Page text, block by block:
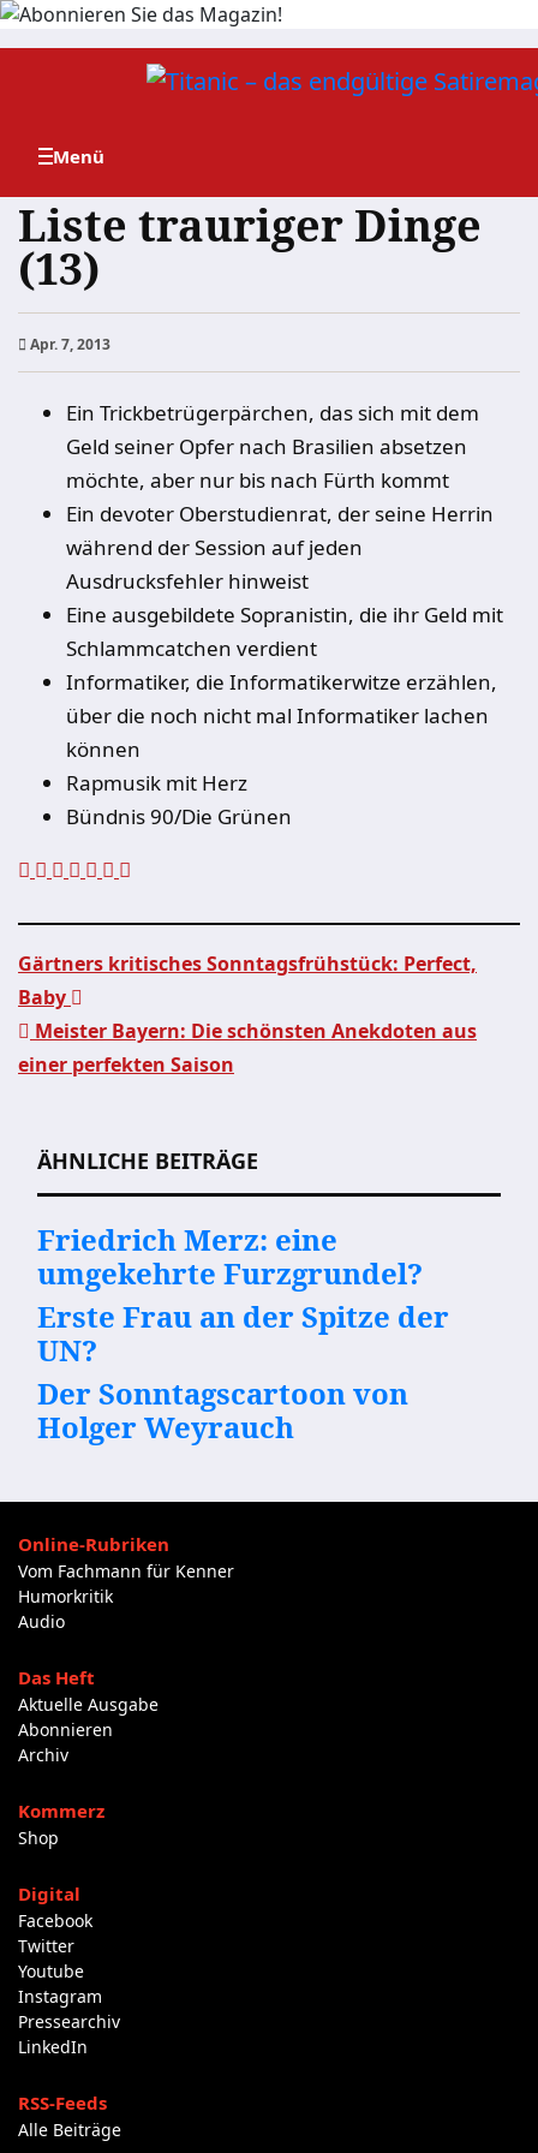
Zum
Liste trauriger Dinge
(13)
Apr. 7, 2013
Ein Trickbetrügerpärchen, das sich mit dem
Geld seiner Opfer nach Brasilien absetzen
möchte, aber nur bis nach Fürth kommt
Ein devoter Oberstudienrat, der seine Herrin
während der Session auf jeden
Ausdrucksfehler hinweist
Eine ausgebildete Sopranistin, die ihr Geld mit
Schlammcatchen verdient
Informatiker, die Informatikerwitze erzählen,
über die noch nicht mal Informatiker lachen
können
Rapmusik mit Herz
Bündnis 90/Die Grünen
Beitragsnavigation
Gärtners kritisches Sonntagsfrühstück: Perfect,
Baby
Meister Bayern: Die schönsten Anekdoten aus
einer perfekten Saison
ÄHNLICHE BEITRÄGE
Friedrich Merz: eine
umgekehrte Furzgrundel?
Erste Frau an der Spitze der
UN?
Der Sonntagscartoon von
Holger Weyrauch
Online-Rubriken
Vom Fachmann für Kenner
Humorkritik
Audio
Das Heft
Aktuelle Ausgabe
Abonnieren
Archiv
Kommerz
Shop
Digital
Facebook
Twitter
Youtube
Instagram
Pressearchiv
LinkedIn
RSS-Feeds
Alle Beiträge